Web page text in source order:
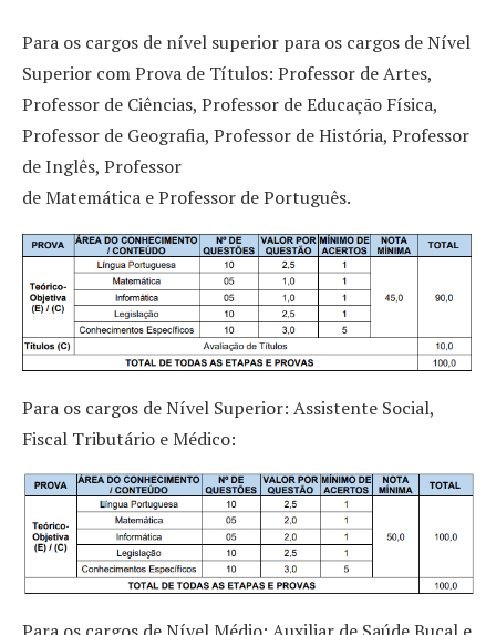
Para os cargos de nível superior para os cargos de Nível
Superior com Prova de Títulos: Professor de Artes,
Professor de Ciências, Professor de Educação Física,
Professor de Geografia, Professor de História, Professor
de Inglês, Professor
de Matemática e Professor de Português.
Para os cargos de Nível Superior: Assistente Social,
Fiscal Tributário e Médico: